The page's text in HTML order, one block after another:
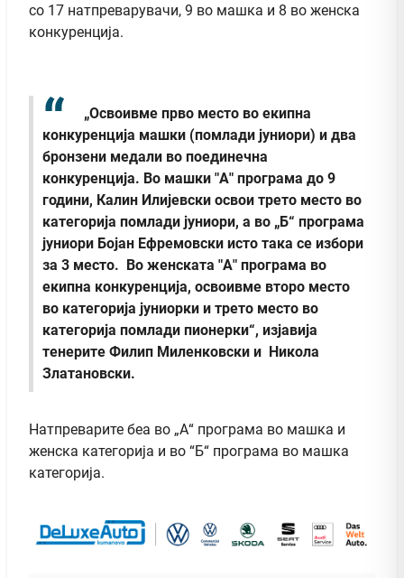
со 17 натпреварувачи, 9 во машка и 8 во женска
конкуренција.
„Освоивме прво место во екипна
конкуренција машки (помлади јуниори) и два
бронзени медали во поединечна
конкуренција. Во машки "А" програма до 9
години, Калин Илијевски освои трето место во
категорија помлади јуниори, а во „Б“ програма
јуниори Бојан Ефремовски исто така се избори
за 3 место. Во женската "А" програма во
екипна конкуренција, освоивме второ место
во категорија јуниорки и трето место во
категорија помлади пионерки“, изјавија
тенерите Филип Миленковски и Никола
Златановски.
Натпреварите беа во „А“ програма во машка и
женска категорија и во “Б“ програма во машка
категорија.